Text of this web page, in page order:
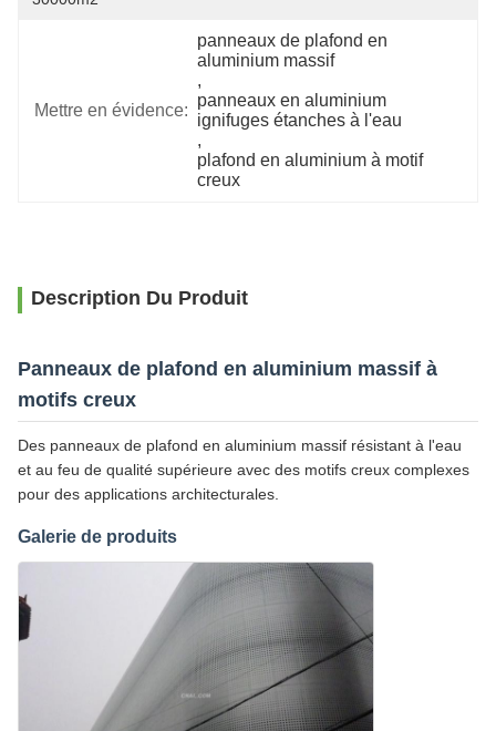
Mettre en évidence:
panneaux de plafond en
aluminium massif
,
panneaux en aluminium
ignifuges étanches à l'eau
,
plafond en aluminium à motif
creux
Description Du Produit
Panneaux de plafond en aluminium massif à
motifs creux
Des panneaux de plafond en aluminium massif résistant à l'eau
et au feu de qualité supérieure avec des motifs creux complexes
pour des applications architecturales.
Galerie de produits